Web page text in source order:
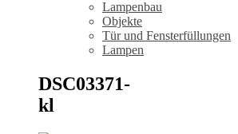
Lampenbau
Objekte
Tür und Fensterfüllungen
Lampen
DSC03371-
kl